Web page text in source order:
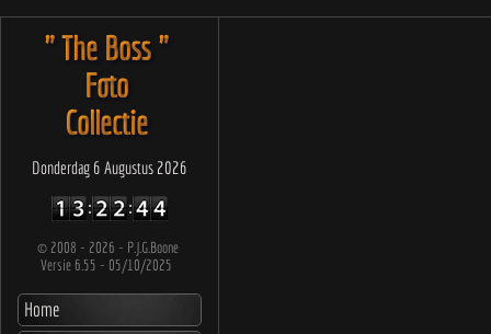
" The Boss "
Foto
Collectie
Donderdag 6 Augustus 2026
© 2008 - 2026 - P.J.G.Boone
Versie 6.55 - 05/10/2025
Home